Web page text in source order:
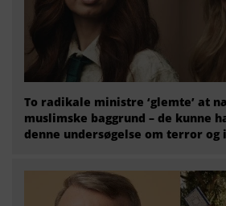
To radikale ministre ‘glemte’ at
muslimske baggrund – de kunne
denne undersøgelse om terror og